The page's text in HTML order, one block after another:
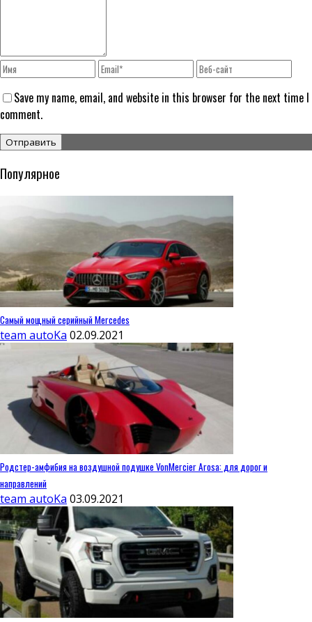
Save my name, email, and website in this browser for the next time I
comment.
Популярное
Самый мощный серийный Mercedes
team autoKa 02.09.2021
Родстер-амфибия на воздушной подушке VonMercier Arosa: для дорог и
направлений
team autoKa 03.09.2021